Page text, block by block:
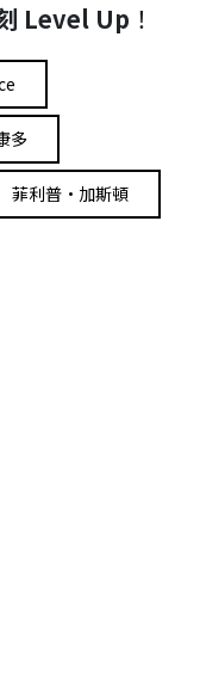
Level Up ！
多
菲利普·加斯頓